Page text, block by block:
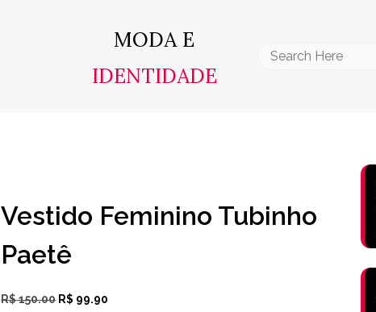
MODA E
IDENTIDADE
Search
Vestido Feminino Tubinho
Paetê
R$150.00 O
R$ 99.90